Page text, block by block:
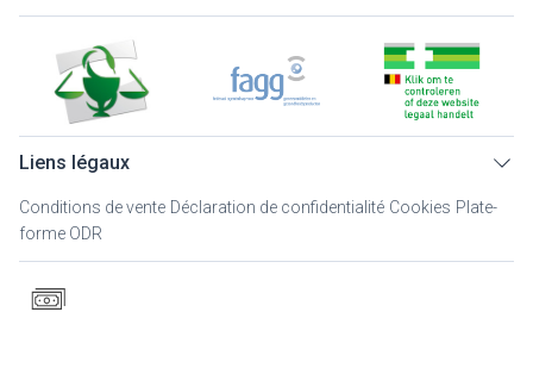
Liens légaux
Conditions de vente Déclaration de confidentialité Cookies Plate-
forme ODR